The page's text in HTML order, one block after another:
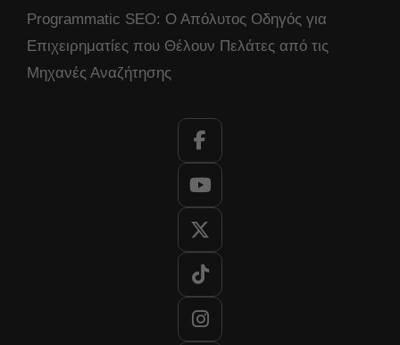
Programmatic SEO: Ο Απόλυτος Οδηγός για
Επιχειρηματίες που Θέλουν Πελάτες από τις
Μηχανές Αναζήτησης